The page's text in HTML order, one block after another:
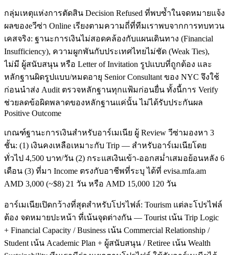
กลุ่มเหตุแห่งการตัดสิน Decision Refused ที่พบซ้ำในจดหมายแจ้ง
ผลของeวีซ่า Online เรียงตามความถี่ที่ทีมเราพบจากการทบทวน
เคสจริง: ฐานะการเงินไม่สอดคล้องกับแผนเดินทาง (Financial
Insufficiency), ความผูกพันกับประเทศไทยไม่ชัด (Weak Ties),
ไม่มี ผู้สนับสนุน หรือ Letter of Invitation รูปแบบที่ถูกต้อง และ
หลักฐานผิดรูปแบบ/หมดอายุ Senior Consultant ของ NYC จึงใช้
ก่อนนำส่ง Audit ตรวจหลักฐานทุกแฟ้มก่อนยื่น ทั้งนี้การ Verify
ช่วยลดข้อผิดพลาดของหลักฐานแค่นั้น ไม่ได้รับประกันผล
Positive Outcome
เกณฑ์ฐานะการเงินสำหรับอาร์เมเนีย ผู้ Review วีซ่ามองหา 3
ชั้น: (1) เงินคงเหลือเหมาะกับ Trip — สำหรับอาร์เมเนียโดย
ทั่วไป 4,500 บาท/วัน (2) กระแสเงินเข้า-ออกสม่ำเสมอย้อนหลัง 6
เดือน (3) ที่มา Income ตรงกับอาชีพที่ระบุ ได้ที่ evisa.mfa.am
AMD 3,000 (~$8) 21 วัน หรือ AMD 15,000 120 วัน
อาร์เมเนียเปิดกว้างที่สุดสำหรับโปรไฟล์: Tourism แต่ละโปรไฟล์
ต้อง จดหมายปะหน้า ที่เน้นจุดต่างกัน — Tourist เน้น Trip Logic
+ Financial Capacity / Business เน้น Commercial Relationship /
Student เน้น Academic Plan + ผู้สนับสนุน / Retiree เน้น Wealth